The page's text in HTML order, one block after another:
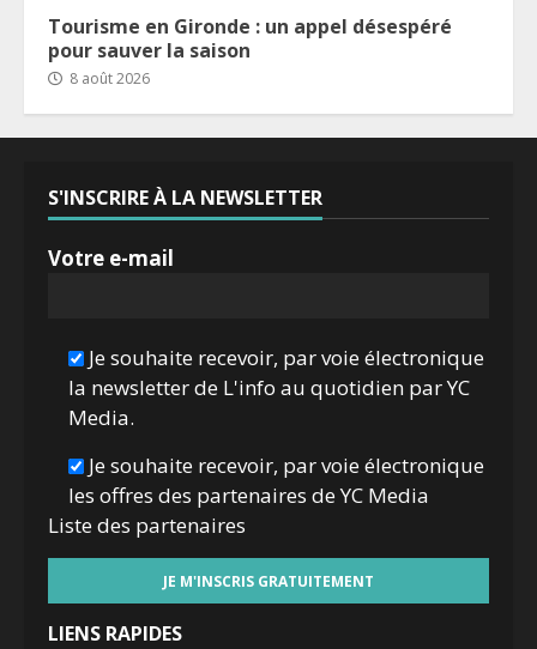
Tourisme en Gironde : un appel désespéré
pour sauver la saison
8 août 2026
S'INSCRIRE À LA NEWSLETTER
Votre e-mail
Je souhaite recevoir, par voie électronique
la newsletter de L'info au quotidien par YC
Media.
Je souhaite recevoir, par voie électronique
les offres des partenaires de YC Media
Liste des partenaires
LIENS RAPIDES